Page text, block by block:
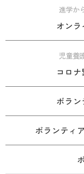
進学か
オン
児童養
コロ
ボラ
ボランティ